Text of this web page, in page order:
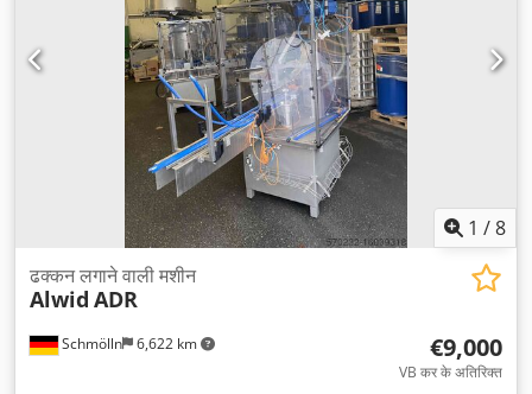
1 /8
Schmölln 6,622 km
ढक्कन लगाने वाली मशीन
Alwid ADR
€9,000
VB कर के अतिरिक्त